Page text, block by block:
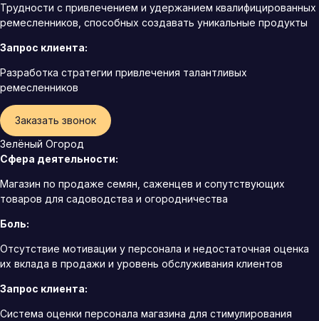
Трудности с привлечением и удержанием квалифицированных
ремесленников, способных создавать уникальные продукты
Запрос клиента:
Разработка стратегии привлечения талантливых
ремесленников
Заказать звонок
Зелёный Огород
Сфера деятельности:
Магазин по продаже семян, саженцев и сопутствующих
товаров для садоводства и огородничества
Боль:
Отсутствие мотивации у персонала и недостаточная оценка
их вклада в продажи и уровень обслуживания клиентов
Запрос клиента:
Система оценки персонала магазина для стимулирования